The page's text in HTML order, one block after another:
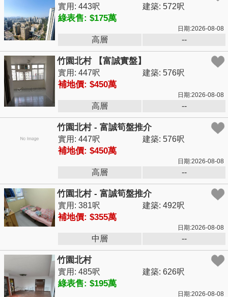
實用: 443呎 建築: 572呎
綠表售: $175萬
日期:2026-08-08
高層 --
竹園北村 【富誠實盤】
實用: 447呎 建築: 576呎
補地價: $450萬
日期:2026-08-08
高層 --
竹園北村 - 富誠筍盤推介
實用: 447呎 建築: 576呎
補地價: $450萬
日期:2026-08-08
高層 --
竹園北村 - 富誠筍盤推介
實用: 381呎 建築: 492呎
補地價: $355萬
日期:2026-08-08
中層 --
竹園北村
實用: 485呎 建築: 626呎
綠表售: $195萬
日期:2026-08-08